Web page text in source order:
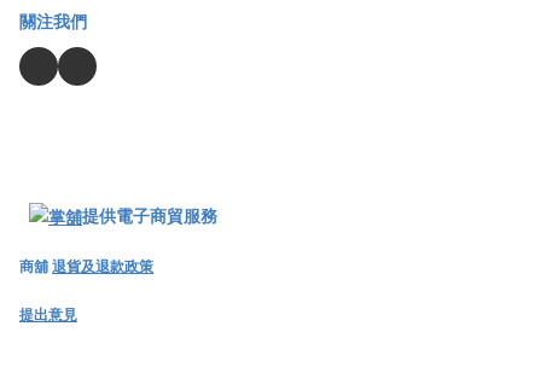
關注我們
提供電子商貿服務
商舖退貨及退款政策
提出意見